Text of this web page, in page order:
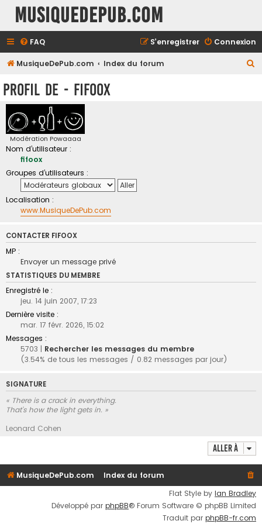
MusiqueDePub.com
FAQ Connexion
S’enregistrer
MusiqueDePub.com Index du forum
Profil de - fifoox
Modération Powaaaa
Nom d’utilisateur :
fifoox
Groupes d’utilisateurs :
Localisation :
www.MusiqueDePub.com
CONTACTER FIFOOX
MP :
Envoyer un message privé
STATISTIQUES DU MEMBRE
Enregistré le :
jeu. 14 juin 2007, 17:23
Dernière visite :
mar. 17 févr. 2026, 15:02
Messages :
5703 | Rechercher les messages du membre
(3.54% de tous les messages / 0.82 messages par jour)
SIGNATURE
« There is a crack in everything.
That's how the light gets in. »
Leonard Cohen
Aller à
MusiqueDePub.com
Index du forum
Flat Style by Ian Bradley
Développé par phpBB® Forum Software © phpBB Limited
Traduit par phpBB-fr.com